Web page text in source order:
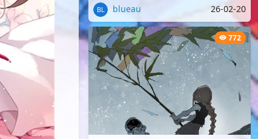
blueau 26-02-20
772